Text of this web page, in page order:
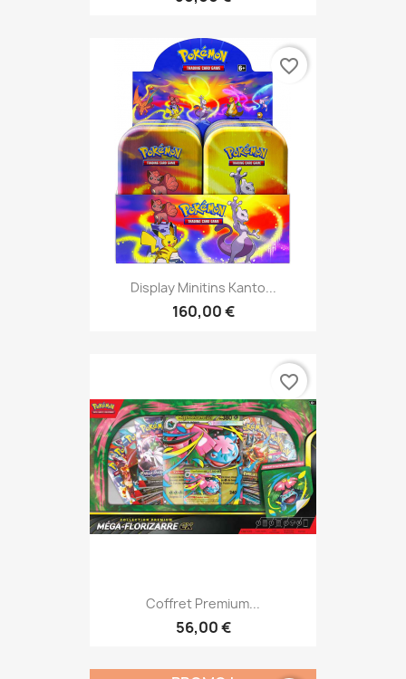
Display Minitins Kanto...
160,00 €
favorite_border
Coffret Premium...
56,00 €
favorite_border